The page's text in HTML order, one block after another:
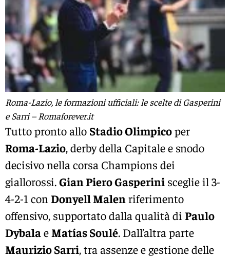
Roma-Lazio, le formazioni ufficiali: le scelte di Gasperini
e Sarri – Romaforever.it
Tutto pronto allo Stadio Olimpicoper
Roma-Lazio, derby della Capitale e snodo
decisivo nella corsa Champions dei
giallorossi.Gian Piero Gasperini sceglie il 3-
4-2-1 con Donyell Malenriferimento
offensivo, supportato dalla qualità di Paulo
Dybalae Matías Soulé. Dall’altra parte
Maurizio Sarri, tra assenze e gestione delle